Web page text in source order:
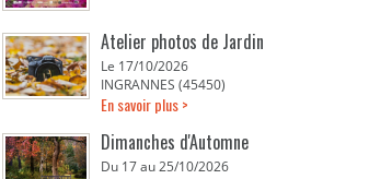
Atelier photos de Jardin
Le 17/10/2026
INGRANNES (45450)
En savoir plus >
Dimanches d'Automne
Du 17 au 25/10/2026